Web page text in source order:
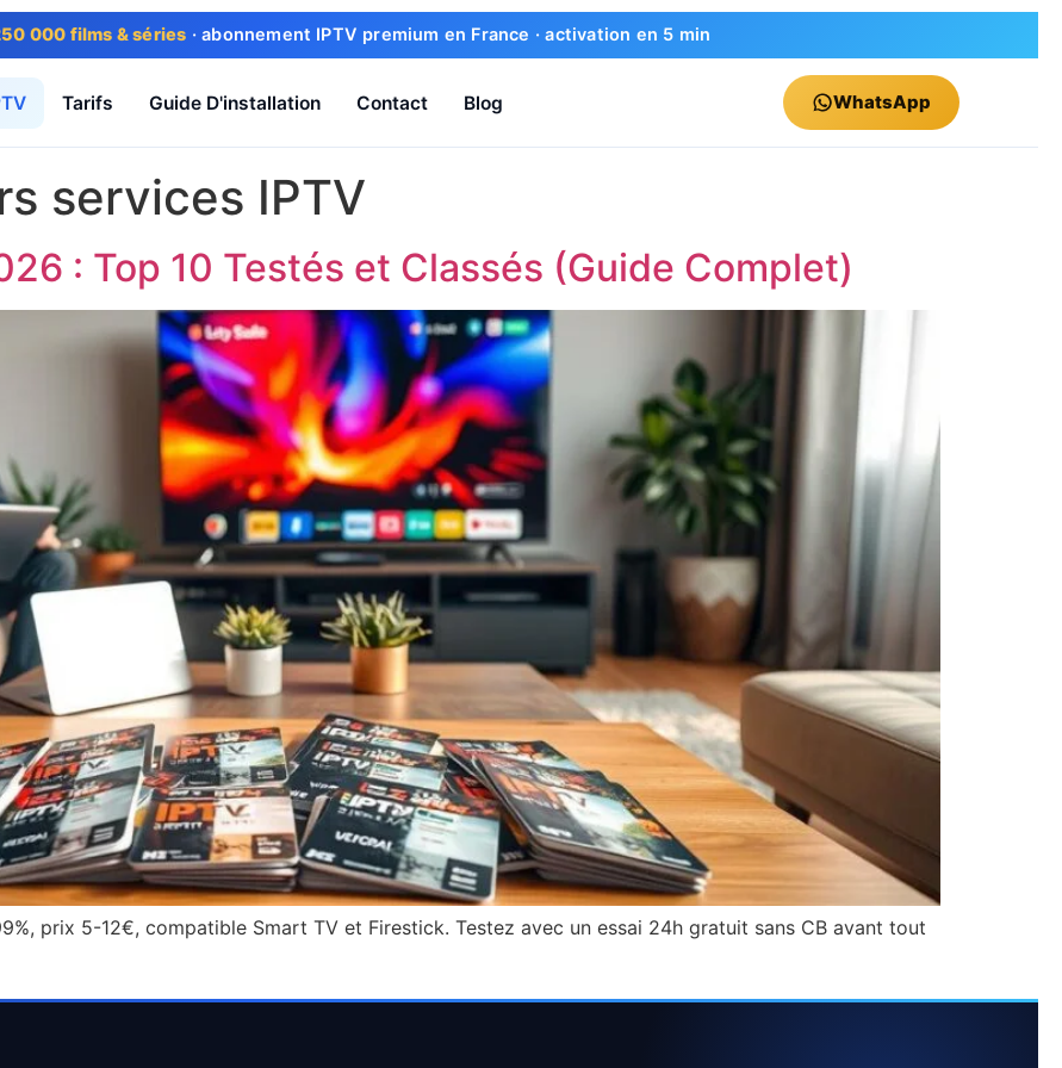
000 films & séries · abonnement IPTV premium en France · activation en 5 min
Tarifs Guide D'installation Contact Blog WhatsApp
services IPTV
: Top 10 Testés et Classés (Guide Complet)
prix 5-12€, compatible Smart TV et Firestick. Testez avec un essai 24h gratuit sans CB avant tout